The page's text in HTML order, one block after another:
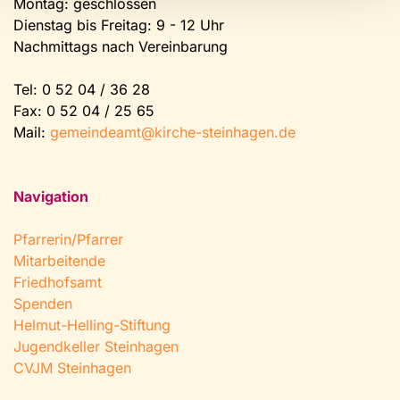
Montag: geschlossen
Dienstag bis Freitag: 9 - 12 Uhr
Nachmittags nach Vereinbarung
Tel: 0 52 04 / 36 28
Fax: 0 52 04 / 25 65
Mail: gemeindeamt@kirche-steinhagen.de
Navigation
Pfarrerin/Pfarrer
Mitarbeitende
Friedhofsamt
Spenden
Helmut-Helling-Stiftung
Jugendkeller Steinhagen
CVJM Steinhagen